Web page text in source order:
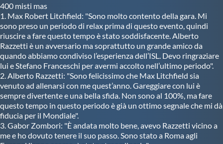
400 misti mas
1. Max Robert Litchfield: "Sono molto contento della gara. Mi
sono preso un periodo di relax prima di questo evento, quindi
riuscire a fare questo tempo è stato soddisfacente. Alberto
Razzetti è un avversario ma soprattutto un grande amico da
quando abbiamo condiviso l’esperienza dell’ISL. Devo ringraziare
lui e Stefano Franceschi per avermi accolto nell’ultimo periodo".
2. Alberto Razzetti: "Sono felicissimo che Max Litchfield sia
venuto ad allenarsi con me quest’anno. Gareggiare con lui è
sempre divertente e una bella sfida. Non sono al 100%, ma fare
questo tempo in questo periodo è già un ottimo segnale che mi dà
fiducia per il Mondiale".
3. Gabor Zombori: "È andata molto bene, avevo Razzetti vicino a
me e ho dovuto tenere il suo passo. Sono stato a Roma agli